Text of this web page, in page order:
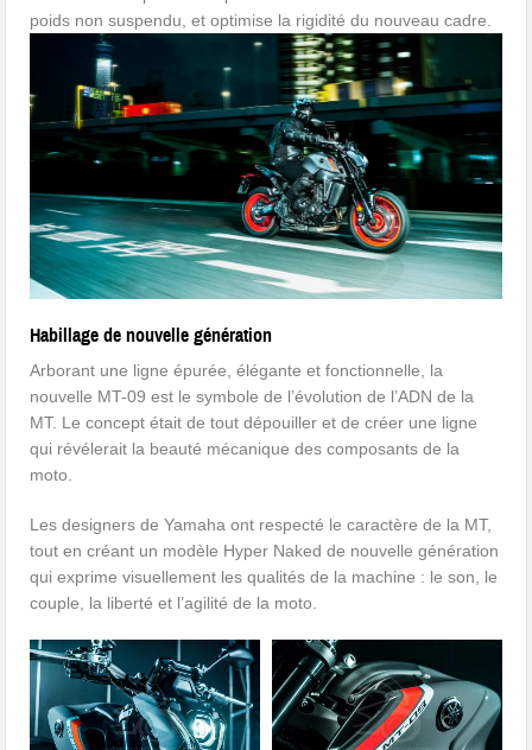
poids non suspendu, et optimise la rigidité du nouveau cadre.
Habillage de nouvelle génération
Arborant une ligne épurée, élégante et fonctionnelle, la
nouvelle MT-09 est le symbole de l’évolution de l’ADN de la
MT. Le concept était de tout dépouiller et de créer une ligne
qui révélerait la beauté mécanique des composants de la
moto.
Les designers de Yamaha ont respecté le caractère de la MT,
tout en créant un modèle Hyper Naked de nouvelle génération
qui exprime visuellement les qualités de la machine : le son, le
couple, la liberté et l’agilité de la moto.